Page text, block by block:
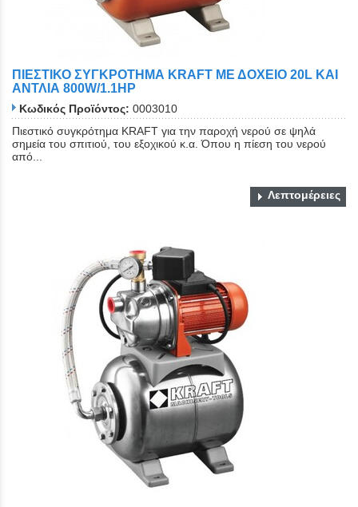
ΠΙΕΣΤΙΚΟ ΣΥΓΚΡΟΤΗΜΑ KRAFT ΜΕ ΔΟΧΕΙΟ 20L ΚΑΙ
ΑΝΤΛΙΑ 800W/1.1HP
Κωδικός Προϊόντος: 0003010
Πιεστικό συγκρότημα KRAFT για την παροχή νερού σε ψηλά
σημεία του σπιτιού, του εξοχικού κ.α. Όπου η πίεση του νερού
από...
Λεπτομέρειες